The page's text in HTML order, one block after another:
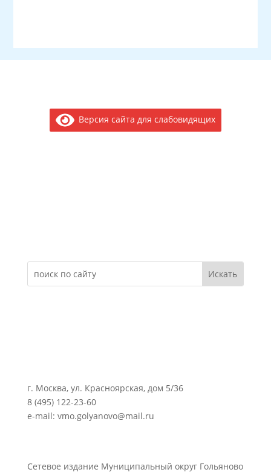
Версия сайта для слабовидящих
г. Москва, ул. Красноярская, дом 5/36
8 (495) 122-23-60
e-mail: vmo.golyanovo@mail.ru
Сетевое издание Муниципальный округ Гольяново